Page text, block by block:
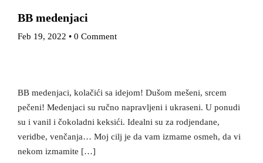
BB medenjaci
Feb 19, 2022 • 0 Comment
BB medenjaci, kolačići sa idejom! Dušom mešeni, srcem
pečeni! Medenjaci su ručno napravljeni i ukraseni. U ponudi
su i vanil i čokoladni keksići. Idealni su za rodjendane,
veridbe, venčanja… Moj cilj je da vam izmame osmeh, da vi
nekom izmamite […]